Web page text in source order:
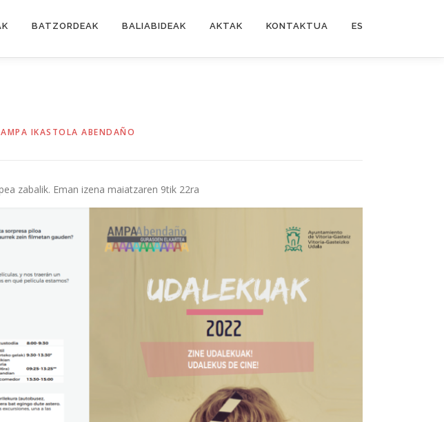
BATZORDEAK BALIABIDEAK AKTAK KONTAKTUA ES
AMPA IKASTOLA ABENDAÑO
zabalik. Eman izena maiatzaren 9tik 22ra